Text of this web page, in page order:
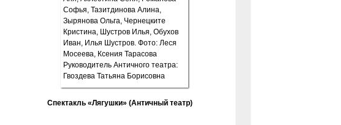
Спектакль «Лягушки» (Античный театр)